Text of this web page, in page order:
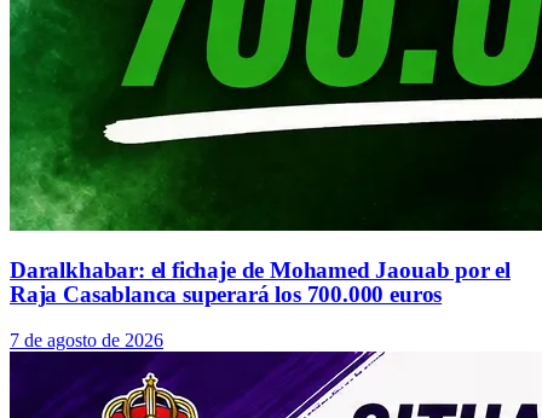
Daralkhabar: el fichaje de Mohamed Jaouab por el
Raja Casablanca superará los 700.000 euros
7 de agosto de 2026